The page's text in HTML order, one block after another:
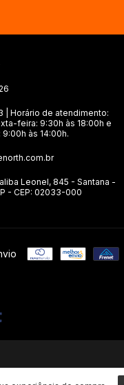
| Horário de atendimento:
feira: 9:30h às 18:00h e
às 14:00h.
Leonel, 845 - Santana -
- CEP: 02033-000